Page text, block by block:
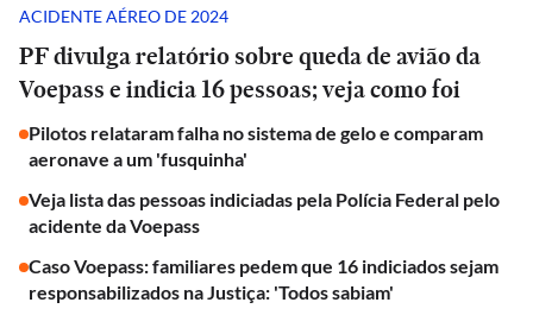
ACIDENTE AÉREO DE 2024
PF divulga relatório sobre queda de avião da
Voepass e indicia 16 pessoas; veja como foi
Pilotos relataram falha no sistema de gelo e comparam
aeronave a um 'fusquinha'
Veja lista das pessoas indiciadas pela Polícia Federal pelo
acidente da Voepass
Caso Voepass: familiares pedem que 16 indiciados sejam
responsabilizados na Justiça: 'Todos sabiam'